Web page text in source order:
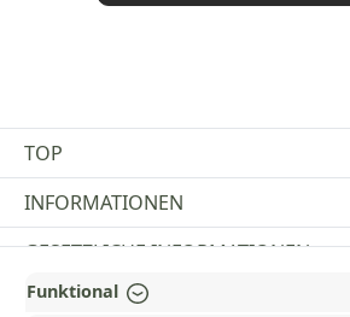
TOP
INFORMATIONEN
GESETZLICHE INFORMATIONEN
ZAHLUNGS- UND VERSANDARTEN
Funktional